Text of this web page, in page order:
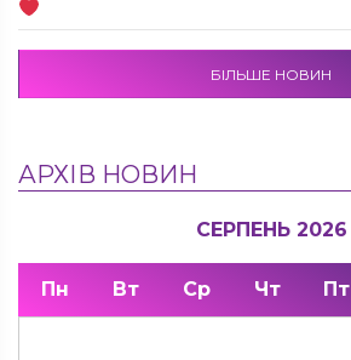
БІЛЬШЕ НОВИН
АРХІВ НОВИН
СЕРПЕНЬ 2026
Пн Вт Ср Чт Пт